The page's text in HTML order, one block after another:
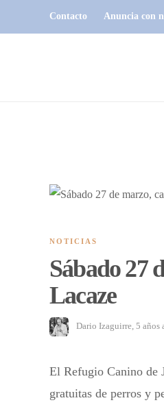
Contacto Anuncia con
NOTICIAS
Sábado 27
Lacaze
Dario Izaguirre, 5 años
El Refugio Canino de
gratuitas de perros y